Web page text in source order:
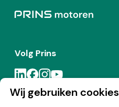
Wij gebruiken cookies
Volg Prins